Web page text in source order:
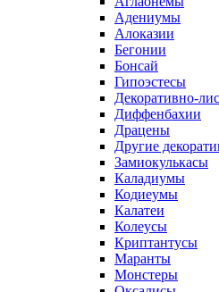
Адениумы
Алоказии
Бегонии
Бонсай
Гипоэстесы
Декоративно-
Диффенбахии
Драцены
Другие
Замиокулькасы
Каладиумы
Кодиеумы
Калатеи
Колеусы
Криптантусы
Маранты
Монстеры